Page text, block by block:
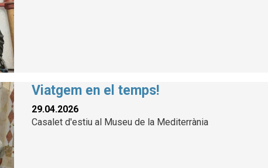
Viatgem en el temps!
29.04.2026
Casalet d'estiu al Museu de la Mediterrània